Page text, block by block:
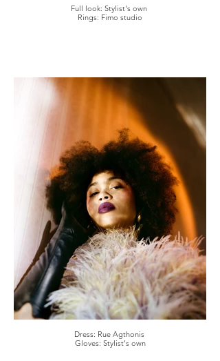
Full look: Stylist's own
Rings: Fimo studio
Dress: Rue Agthonis
Gloves: Stylist's own